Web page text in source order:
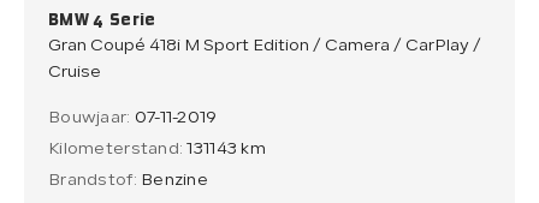
BMW 4 Serie
Gran Coupé 418i M Sport Edition / Camera / CarPlay /
Cruise
Bouwjaar: 07-11-2019
Kilometerstand:131143 km
Brandstof: Benzine